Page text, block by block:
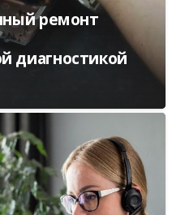
ремонт
диагностикой